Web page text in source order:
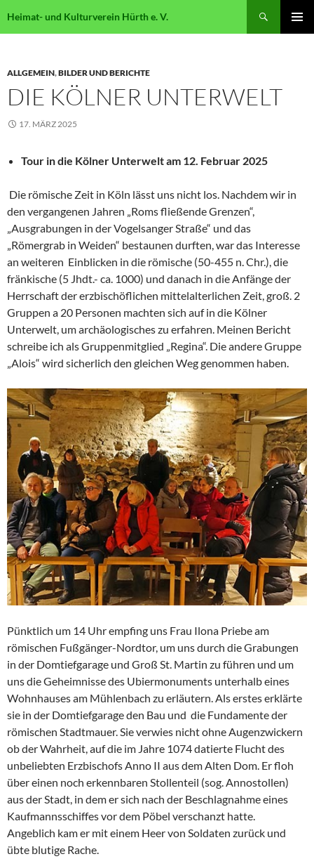
Heimat- und Kulturverein Hürth e. V.
ALLGEMEIN,BILDER UND BERICHTE
DIE KÖLNER UNTERWELT
17. MÄRZ 2025
Tour in die Kölner Unterwelt am 12. Februar 2025
Die römische Zeit in Köln lässt uns nicht los. Nachdem wir in
den vergangenen Jahren „Roms fließende Grenzen“,
„Ausgrabungen in der Vogelsanger Straße“ und das
„Römergrab in Weiden“ bestaunen durften, war das Interesse
an weiteren Einblicken in die römische (50-455 n. Chr.), die
fränkische (5 Jhdt.- ca. 1000) und danach in die Anfänge der
Herrschaft der erzbischöflichen mittelalterlichen Zeit, groß. 2
Gruppen a 20 Personen machten sich auf in die Kölner
Unterwelt, um archäologisches zu erfahren. Meinen Bericht
schreibe ich als Gruppenmitglied „Regina“. Die andere Gruppe
„Alois“ wird sicherlich den gleichen Weg genommen haben.
Pünktlich um 14 Uhr empfing uns Frau Ilona Priebe am
römischen Fußgänger-Nordtor, um uns durch die Grabungen
in der Domtiefgarage und Groß St. Martin zu führen und um
uns die Geheimnisse des Ubiermonuments unterhalb eines
Wohnhauses am Mühlenbach zu erläutern. Als erstes erklärte
sie in der Domtiefgarage den Bau und die Fundamente der
römischen Stadtmauer. Sie verwies nicht ohne Augenzwickern
ob der Wahrheit, auf die im Jahre 1074 datierte Flucht des
unbeliebten Erzbischofs Anno II aus dem Alten Dom. Er floh
über einen noch erkennbaren Stollenteil (sog. Annostollen)
aus der Stadt, in dem er sich nach der Beschlagnahme eines
Kaufmannsschiffes vor dem Pöbel verschanzt hatte.
Angeblich kam er mit einem Heer von Soldaten zurück und
übte blutige Rache.